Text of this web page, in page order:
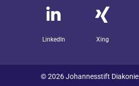
LinkedIn Xing
© 2026 Johannesstift Diakonie